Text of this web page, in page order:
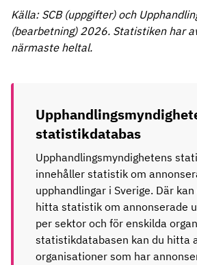
Källa: SCB (uppgifter) och
(bearbetning) 2026. Statistiken har
närmaste heltal.
statistikdatabas
Upphandlingsmyndighetens
innehåller statistik om
upphandlingar i Sverige. Där
hitta statistik om annonserade
per sektor och för enskilda
statistikdatabasen kan du hitta
organisationer som har